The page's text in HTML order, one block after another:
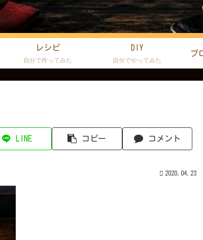
レシピ
自分で作ってみた
DIY
自分でやってみた
プ
LINE コピー コメント
2020.04.23